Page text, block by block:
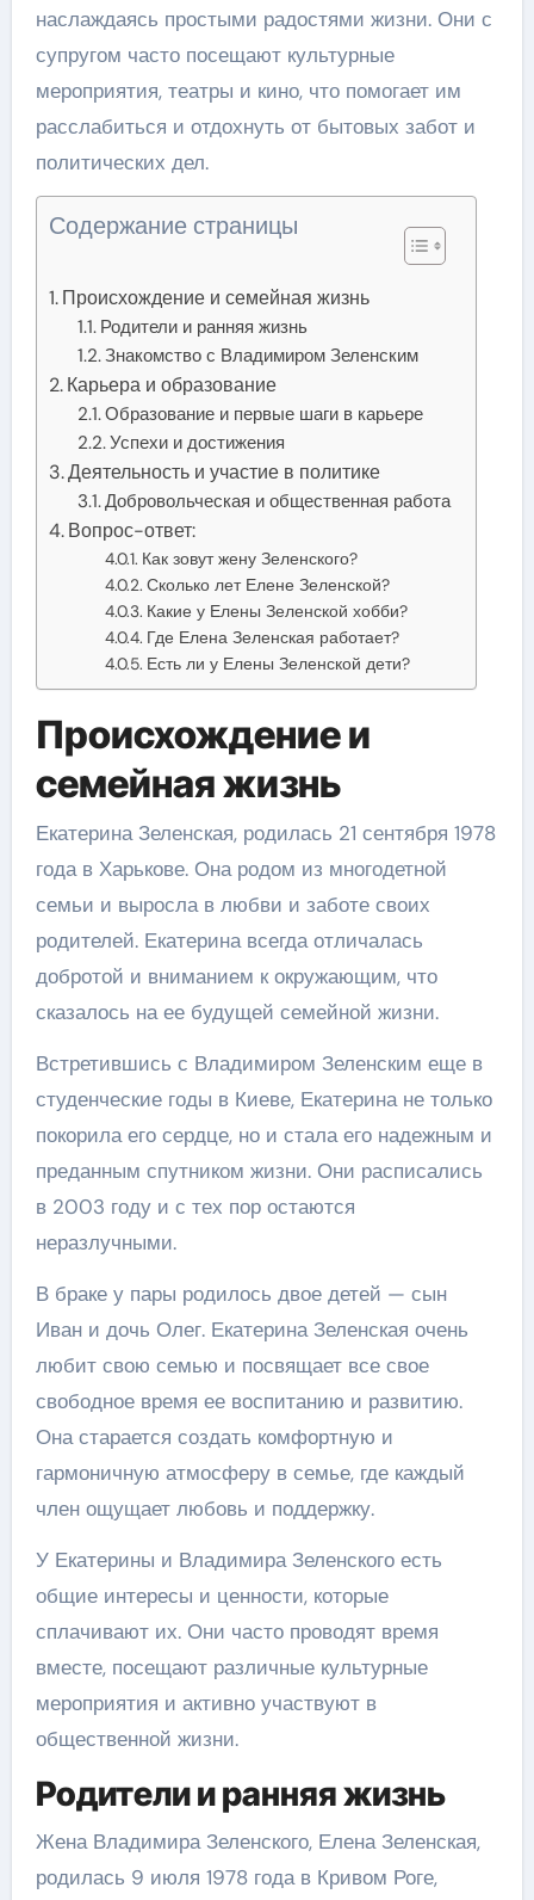
наслаждаясь простыми радостями жизни. Они с
супругом часто посещают культурные
мероприятия, театры и кино, что помогает им
расслабиться и отдохнуть от бытовых забот и
политических дел.
Содержание страницы
Происхождение и семейная жизнь
Родители и ранняя жизнь
Знакомство с Владимиром Зеленским
Карьера и образование
Образование и первые шаги в карьере
Успехи и достижения
Деятельность и участие в политике
Добровольческая и общественная работа
Вопрос-ответ:
Как зовут жену Зеленского?
Сколько лет Елене Зеленской?
Какие у Елены Зеленской хобби?
Где Елена Зеленская работает?
Есть ли у Елены Зеленской дети?
Происхождение и
семейная жизнь
Екатерина Зеленская, родилась 21 сентября 1978
года в Харькове. Она родом из многодетной
семьи и выросла в любви и заботе своих
родителей. Екатерина всегда отличалась
добротой и вниманием к окружающим, что
сказалось на ее будущей семейной жизни.
Встретившись с Владимиром Зеленским еще в
студенческие годы в Киеве, Екатерина не только
покорила его сердце, но и стала его надежным и
преданным спутником жизни. Они расписались
в 2003 году и с тех пор остаются
неразлучными.
В браке у пары родилось двое детей — сын
Иван и дочь Олег. Екатерина Зеленская очень
любит свою семью и посвящает все свое
свободное время ее воспитанию и развитию.
Она старается создать комфортную и
гармоничную атмосферу в семье, где каждый
член ощущает любовь и поддержку.
У Екатерины и Владимира Зеленского есть
общие интересы и ценности, которые
сплачивают их. Они часто проводят время
вместе, посещают различные культурные
мероприятия и активно участвуют в
общественной жизни.
Родители и ранняя жизнь
Жена Владимира Зеленского, Елена Зеленская,
родилась 9 июля 1978 года в Кривом Роге,